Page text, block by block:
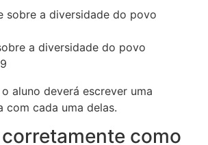
a diversidade do povo
aluno deverá escrever uma
com cada uma delas.
como